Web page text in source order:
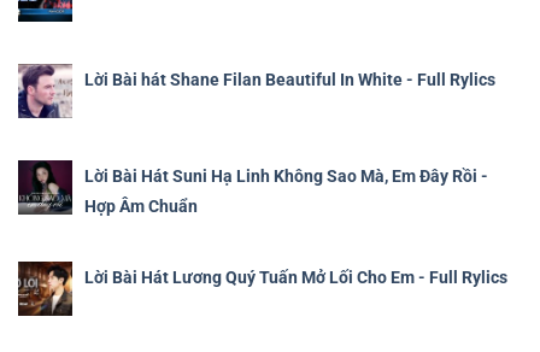
Lời Bài hát Shane Filan Beautiful In White - Full Rylics
Lời Bài Hát Suni Hạ Linh Không Sao Mà, Em Đây Rồi -
Hợp Âm Chuẩn
Lời Bài Hát Lương Quý Tuấn Mở Lối Cho Em - Full Rylics